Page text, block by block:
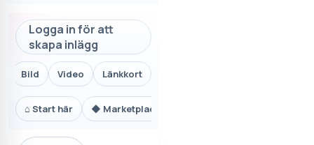
Logga in för att
skapa inlägg
Bild Video Länkkort
⌂ Start här ◆ Marketplace.se